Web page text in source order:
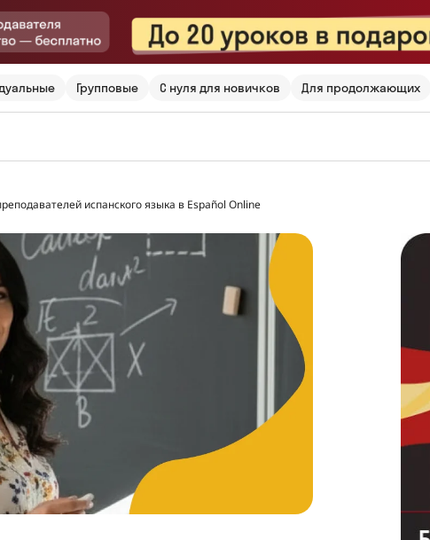
Групповые С нуля для новичков Для продолжающих
испанского языка в Español Online